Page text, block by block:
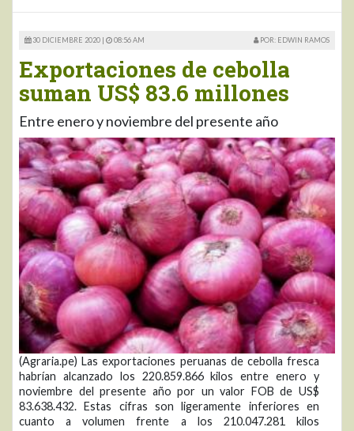
30 DICIEMBRE 2020 | 08:56 AM POR: EDWIN RAMOS
Exportaciones de cebolla
suman US$ 83.6 millones
Entre enero y noviembre del presente año
(Agraria.pe) Las exportaciones peruanas de cebolla fresca
habrían alcanzado los 220.859.866 kilos entre enero y
noviembre del presente año por un valor FOB de US$
83.638.432. Estas cifras son ligeramente inferiores en
cuanto a volumen frente a los 210.047.281 kilos